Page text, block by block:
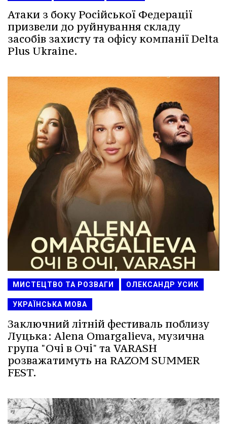
Атаки з боку Російської Федерації
призвели до руйнування складу
засобів захисту та офісу компанії Delta
Plus Ukraine.
МИСТЕЦТВО ТА РОЗВАГИ ОЛЕКСАНДР УСИК
УКРАЇНСЬКА МОВА
Заключний літній фестиваль поблизу
Луцька: Alena Omargalieva, музична
група "Очі в Очі" та VARASH
розважатимуть на RAZOM SUMMER
FEST.